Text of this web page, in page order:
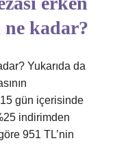
kadar?
Yukarıda da
gün içerisinde
indirimden
951 TL’nin